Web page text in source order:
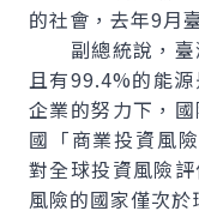
的社會，去年9月
副總統說，臺
且有99.4%的能
企業的努力下，
國「商業投資風
對全球投資風險
風險的國家僅次於